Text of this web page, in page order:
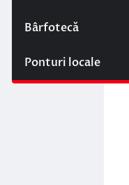
Bârfotecă
Ponturi locale